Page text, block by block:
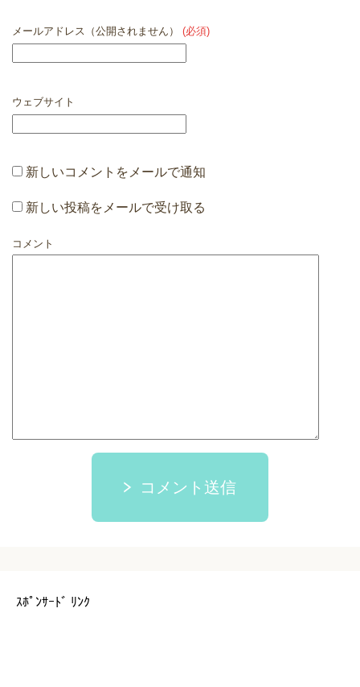
メールアドレス（公開されません） (必須)
ウェブサイト
新しいコメントをメールで通知
新しい投稿をメールで受け取る
コメント
コメント送信
ｽﾎﾟﾝｻｰﾄﾞ ﾘﾝｸ